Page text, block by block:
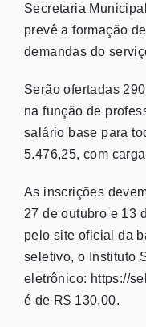
Secretaria
prevê a formação
demandas do
Serão ofertadas
na função de
salário base para
5.476,25, com
As inscrições
27 de outubro e 13
pelo site oficial da
seletivo, o Instituto
eletrônico: https://
é de R$ 130,00.